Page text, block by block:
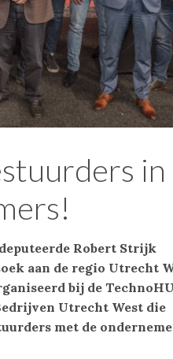
in
Robert Strijk
aan de regio Utrecht
bij de
Utrecht West die
met de